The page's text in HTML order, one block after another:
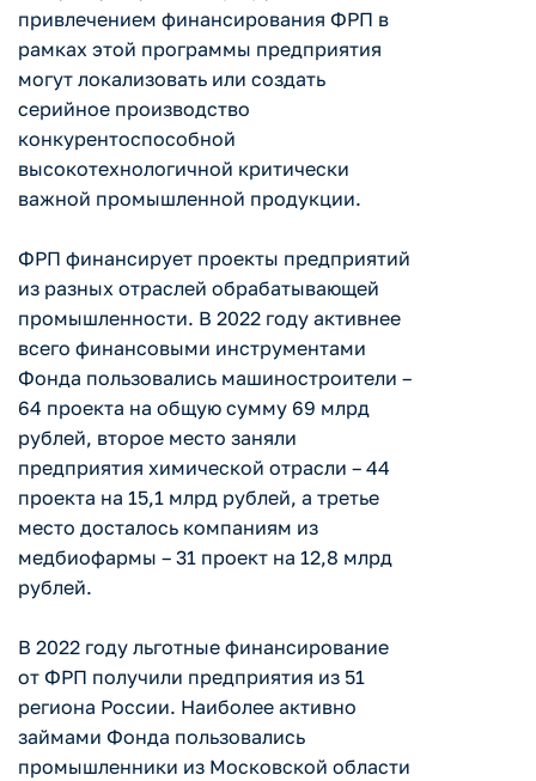
привлечением финансирования ФРП в
рамках этой программы предприятия
могут локализовать или создать
серийное производство
конкурентоспособной
высокотехнологичной критически
важной промышленной продукции.
ФРП финансирует проекты предприятий
из разных отраслей обрабатывающей
промышленности. В 2022 году активнее
всего финансовыми инструментами
Фонда пользовались машиностроители –
64 проекта на общую сумму 69 млрд
рублей, второе место заняли
предприятия химической отрасли – 44
проекта на 15,1 млрд рублей, а третье
место досталось компаниям из
медбиофармы – 31 проект на 12,8 млрд
рублей.
В 2022 году льготные финансирование
от ФРП получили предприятия из 51
региона России. Наиболее активно
займами Фонда пользовались
промышленники из Московской области